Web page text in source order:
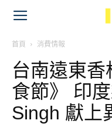
首頁 消費情報
台南遠東
食節》 印
Singh 獻上